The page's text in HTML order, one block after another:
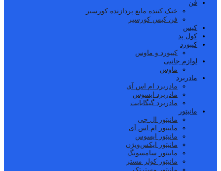
فن
خنک کننده مایع پردازنده کورسیر
فن کیس کورسیر
کیس
کول پد
کیبورد
کیبورد و ماوس
لوازم جانبی
ماوس
مادربرد
مادربرد ام اس آی
مادربرد ایسوس
مادربرد گیگابایت
مانیتور
مانیتور ال جی
مانیتور ام اس آی
مانیتور ایسوس
مانیتور ایکس‌ویژن
مانیتور سامسونگ
مانیتور کولر مستر